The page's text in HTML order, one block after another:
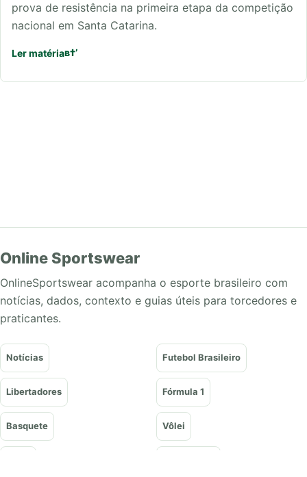
prova de resistência na primeira etapa da competição
nacional em Santa Catarina.
Ler matéria
Online Sportswear
OnlineSportswear acompanha o esporte brasileiro com
notícias, dados, contexto e guias úteis para torcedores e
praticantes.
Notícias Futebol Brasileiro
Libertadores Fórmula 1
Basquete Vôlei